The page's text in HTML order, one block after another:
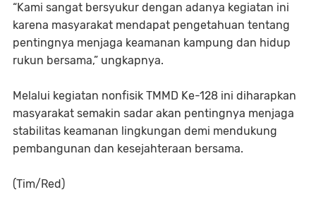
“Kami sangat bersyukur dengan adanya kegiatan ini
karena masyarakat mendapat pengetahuan tentang
pentingnya menjaga keamanan kampung dan hidup
rukun bersama,” ungkapnya.
Melalui kegiatan nonfisik TMMD Ke-128 ini diharapkan
masyarakat semakin sadar akan pentingnya menjaga
stabilitas keamanan lingkungan demi mendukung
pembangunan dan kesejahteraan bersama.
(Tim/Red)